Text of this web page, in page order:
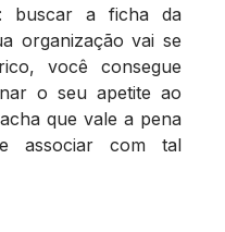
buscar a ficha da
organização vai se
você consegue
o seu apetite ao
que vale a pena
associar com tal